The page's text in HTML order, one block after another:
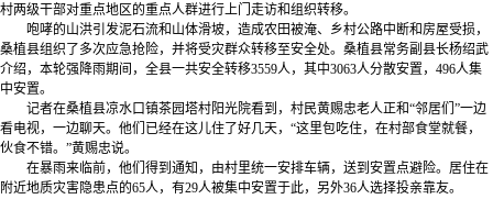
村两级干部对重点地区的重点人群进行上门走访和组织转移。
咆哮的山洪引发泥石流和山体滑坡，造成农田被淹、乡村公路中断和房屋受损，
桑植县组织了多次应急抢险，并将受灾群众转移至安全处。桑植县常务副县长杨绍武
介绍，本轮强降雨期间，全县一共安全转移3559人，其中3063人分散安置，496人集
中安置。
记者在桑植县凉水口镇茶园塔村阳光院看到，村民黄赐忠老人正和“邻居们”一边
看电视，一边聊天。他们已经在这儿住了好几天，“这里包吃住，在村部食堂就餐，
伙食不错。”黄赐忠说。
在暴雨来临前，他们得到通知，由村里统一安排车辆，送到安置点避险。居住在
附近地质灾害隐患点的65人，有29人被集中安置于此，另外36人选择投亲靠友。